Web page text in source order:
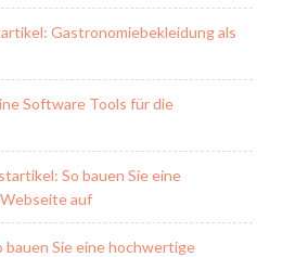
Gastronomiebekleidung als
Software Tools für die
So bauen Sie eine
auf
bauen Sie eine hochwertige